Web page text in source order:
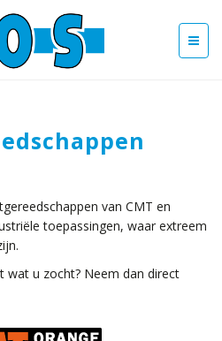
van CMT en
toepassingen, waar extreem
wat u zocht? Neem dan direct